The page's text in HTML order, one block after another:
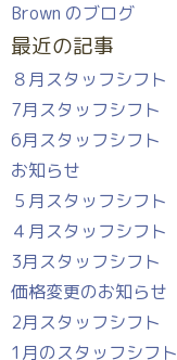
Brown のブログ
最近の記事
８月スタッフシフト
7月スタッフシフト
6月スタッフシフト
お知らせ
５月スタッフシフト
４月スタッフシフト
3月スタッフシフト
価格変更のお知らせ
2月スタッフシフト
1月のスタッフシフト